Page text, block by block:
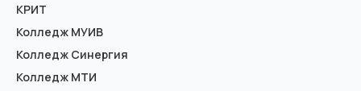
КРИТ
Колледж МУИВ
Колледж Синергия
Колледж МТИ